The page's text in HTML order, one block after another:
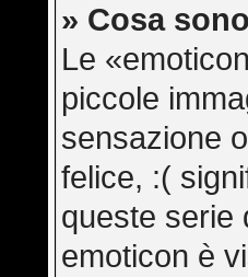
» Cosa
Le
piccole
sensazione
felice, :(
queste serie
emoticon è